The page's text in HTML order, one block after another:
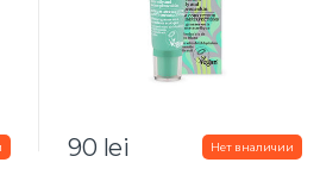
90 lei